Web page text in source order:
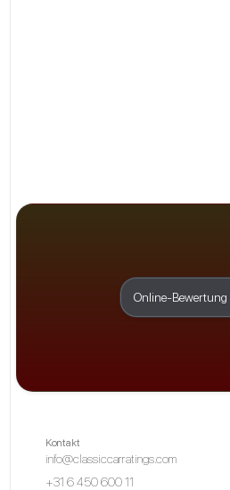
Online-Bewertung
Kontakt
info@classiccarratings.com
+31 6 450 600 11